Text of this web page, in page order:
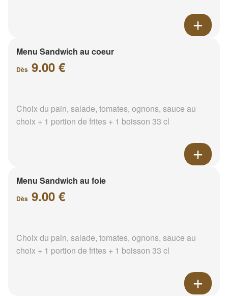
Menu Sandwich au coeur
Dès 9.00 €
Choix du pain, salade, tomates, ognons, sauce au
choix + 1 portion de frites + 1 boisson 33 cl
Menu Sandwich au foie
Dès 9.00 €
Choix du pain, salade, tomates, ognons, sauce au
choix + 1 portion de frites + 1 boisson 33 cl